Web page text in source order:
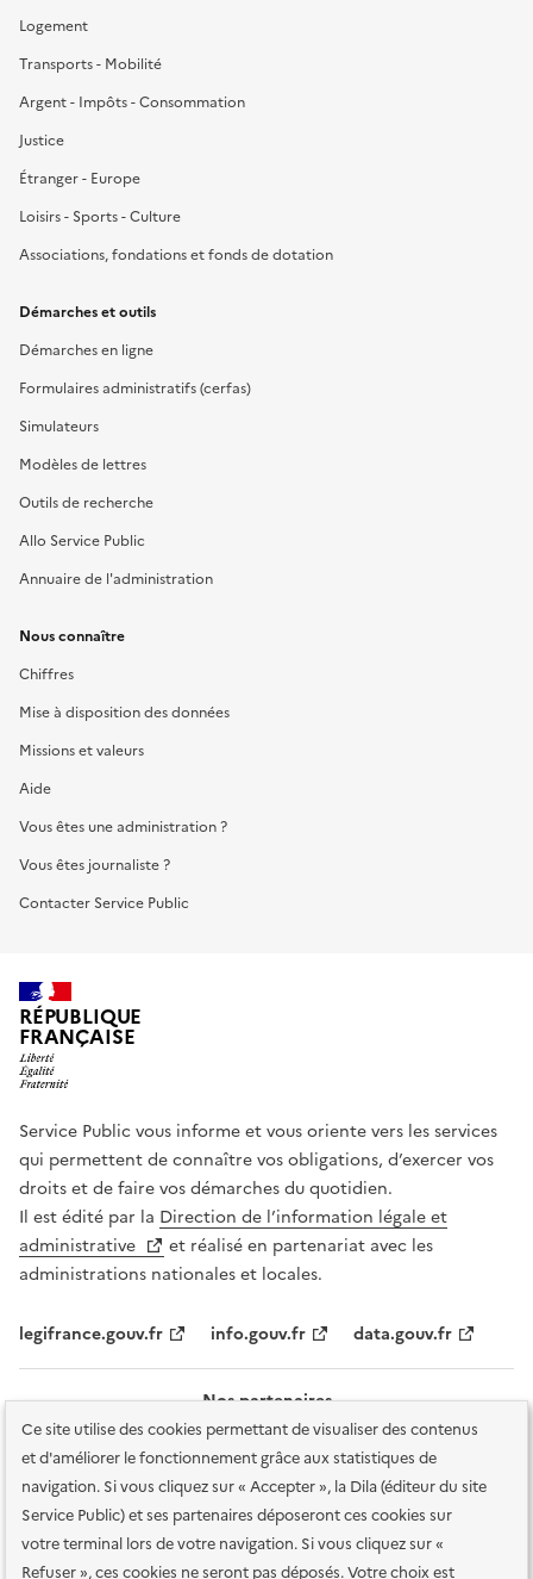
Ce site utilise des cookies permettant de visualiser des contenus
et d'améliorer le fonctionnement grâce aux statistiques de
navigation. Si vous cliquez sur « Accepter », la Dila (éditeur du site
Service Public) et ses partenaires déposeront ces cookies sur
votre terminal lors de votre navigation. Si vous cliquez sur «
Refuser », ces cookies ne seront pas déposés. Votre choix est
Logement
Transports - Mobilité
Argent - Impôts - Consommation
Justice
Étranger - Europe
Loisirs - Sports - Culture
Associations, fondations et fonds de dotation
Démarches et outils
Démarches en ligne
Formulaires administratifs (cerfas)
Simulateurs
Modèles de lettres
Outils de recherche
Allo Service Public
Annuaire de l'administration
Nous connaître
Chiffres
Mise à disposition des données
Missions et valeurs
Aide
Vous êtes une administration ?
Vous êtes journaliste ?
Contacter Service Public
RÉPUBLIQUE
FRANÇAISE
Service Public vous informe et vous oriente vers les services
qui permettent de connaître vos obligations, d’exercer vos
droits et de faire vos démarches du quotidien.
Il est édité par la Direction de l’information légale et
administrative
et réalisé en partenariat avec les
administrations nationales et locales.
legifrance.gouv.fr info.gouv.fr data.gouv.fr
Nos partenaires
Plan du site Accessibilité : totalement conforme Accessibilité des